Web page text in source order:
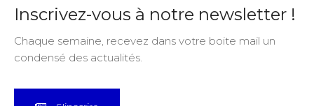
Inscrivez-vous à notre newsletter !
Chaque semaine, recevez dans votre boite mail un
condensé des actualités.